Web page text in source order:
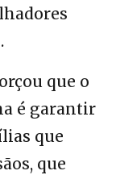
que o
é garantir
que
que